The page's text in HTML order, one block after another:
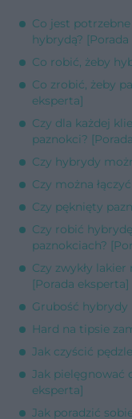
Co jest
hybrydą?
Co robić, żeby
Co zrobić, żeby
eksperta]
Czy dla każdej
paznokci?
Czy hybrydy
Czy można
Czy pęknięty
Czy robić
paznokciach?
Czy zwykły
[Porada eksperta]
Grubość hybrydy
Hard na tipsie
Jak czyścić
Jak pielęgnować
eksperta]
Jak poradzić